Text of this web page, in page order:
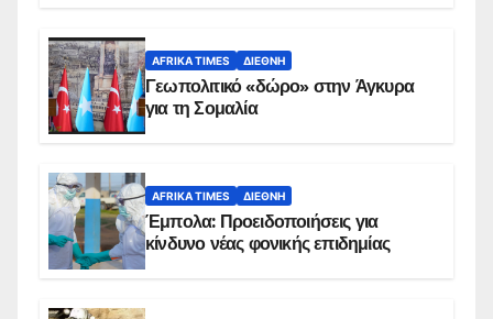
AFRIKA TIMES ΔΙΕΘΝΉ
Γεωπολιτικό «δώρο» στην Άγκυρα
για τη Σομαλία
AFRIKA TIMES ΔΙΕΘΝΉ
Έμπολα: Προειδοποιήσεις για
κίνδυνο νέας φονικής επιδημίας